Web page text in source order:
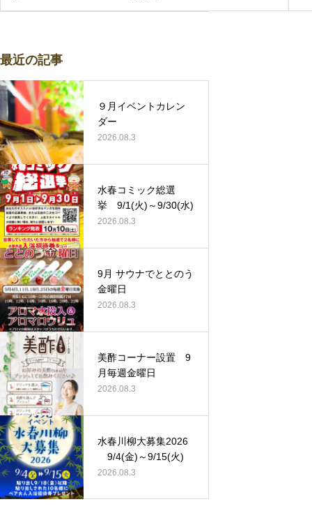
最近の記事
９月イベントカレン
ダー
2026.08.3
水春コミック総選
挙 9/1(火)～9/30(水)
2026.08.3
9月 サウナでととのう
金曜日
2026.08.3
美酢コーナー設置 9
月毎週金曜日
2026.08.3
水春川柳大募集2026
9/4(金)～9/15(火)
2026.08.3